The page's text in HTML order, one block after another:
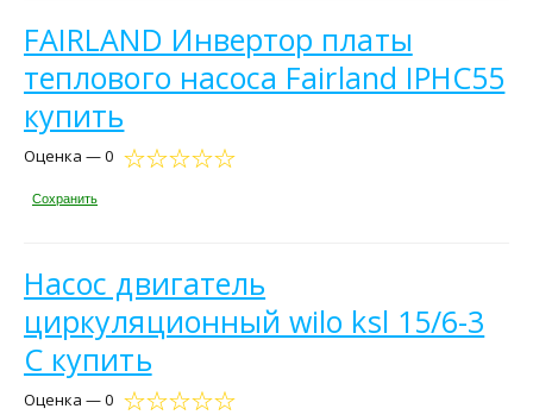
FAIRLAND Инвертор платы
теплового насоса Fairland IPHC55
купить
Оценка — 0
Сохранить
Насос двигатель
циркуляционный wilo ksl 15/6-3
C купить
Оценка — 0